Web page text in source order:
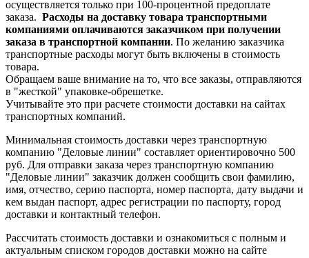
осуществляется только при 100-процентной предоплате
заказа. Расходы на доставку товара транспортными
компаниями оплачиваются заказчиком при получении
заказа в транспортной компании. По желанию заказчика
транспортные расходы могут быть включены в стоимость
товара.
Обращаем ваше внимание на то, что все заказы, отправляются
в "жесткой" упаковке-обрешетке.
Учитывайте это при расчете стоимости доставки на сайтах
транспортных компаний.
Минимальная стоимость доставки через транспортную
компанию "Деловые линии" составляет ориентировочно 500
руб. Для отправки заказа через транспортную компанию
"Деловые линии" заказчик должен сообщить свои фамилию,
имя, отчество, серию паспорта, номер паспорта, дату выдачи и
кем выдан паспорт, адрес регистрации по паспорту, город
доставки и контактный телефон.
Рассчитать стоимость доставки и ознакомиться с полным и
актуальным списком городов доставки можно на сайте